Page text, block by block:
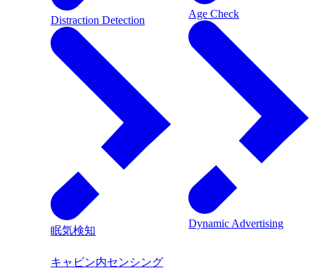
Distraction Detection
眠気検知
Age Check
Dynamic Advertising
キャビン内センシング